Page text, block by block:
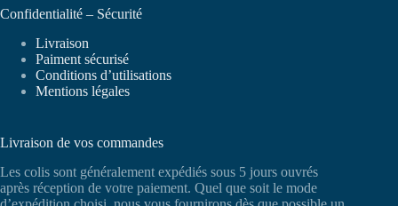
Confidentialité – Sécurité
Livraison
Paiment sécurisé
Conditions d’utilisations
Mentions légales
Livraison de vos commandes
Les colis sont généralement expédiés sous 5 jours ouvrés
après réception de votre paiement. Quel que soit le mode